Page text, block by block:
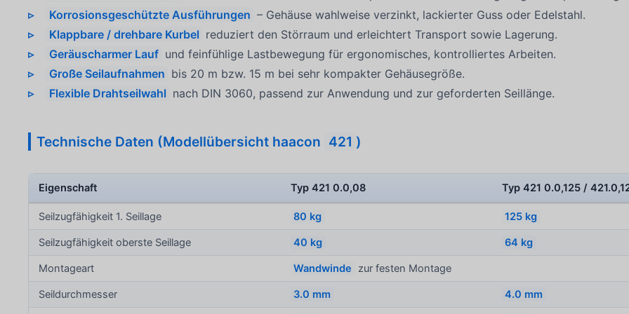
Korrosionsgeschützte Ausführungen – Gehäuse wahlweise verzinkt, lackierter Guss oder Edelstahl.
Klappbare / drehbare Kurbel reduziert den Störraum und erleichtert Transport sowie Lagerung.
Geräuscharmer Lauf und feinfühlige Lastbewegung für ergonomisches, kontrolliertes Arbeiten.
Große Seilaufnahmen bis 20 m bzw. 15 m bei sehr kompakter Gehäusegröße.
Flexible Drahtseilwahl nach DIN 3060, passend zur Anwendung und zur geforderten Seillänge.
Technische Daten (Modellübersicht haacon 421 )
Eigenschaft Typ 421 0.0,08 Typ 421 0.0,125 /
Seilzugfähigkeit 1. Seillage 80 kg 125 kg
Seilzugfähigkeit oberste Seillage 40 kg 64 kg
Montageart Wandwinde zur festen Montage
Seildurchmesser 3.0 mm 4.0 mm